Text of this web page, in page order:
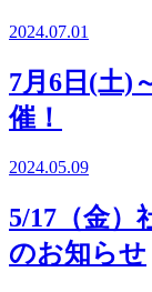
2024.07.01
7月6日(土)
催！
2024.05.09
5/17（金）
のお知らせ